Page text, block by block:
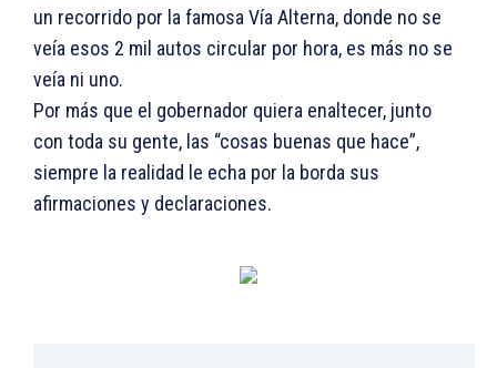
un recorrido por la famosa Vía Alterna, donde no se
veía esos 2 mil autos circular por hora, es más no se
veía ni uno.
Por más que el gobernador quiera enaltecer, junto
con toda su gente, las “cosas buenas que hace”,
siempre la realidad le echa por la borda sus
afirmaciones y declaraciones.